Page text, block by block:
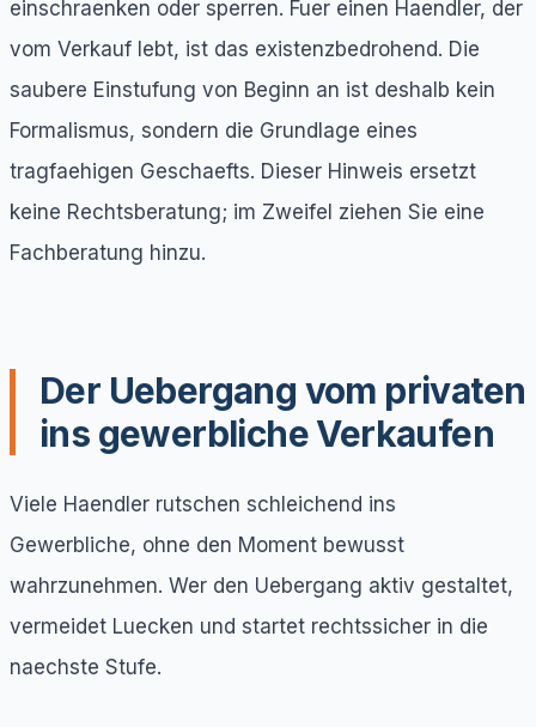
einschraenken oder sperren. Fuer einen Haendler, der
vom Verkauf lebt, ist das existenzbedrohend. Die
saubere Einstufung von Beginn an ist deshalb kein
Formalismus, sondern die Grundlage eines
tragfaehigen Geschaefts. Dieser Hinweis ersetzt
keine Rechtsberatung; im Zweifel ziehen Sie eine
Fachberatung hinzu.
Der Uebergang vom privaten
ins gewerbliche Verkaufen
Viele Haendler rutschen schleichend ins
Gewerbliche, ohne den Moment bewusst
wahrzunehmen. Wer den Uebergang aktiv gestaltet,
vermeidet Luecken und startet rechtssicher in die
naechste Stufe.